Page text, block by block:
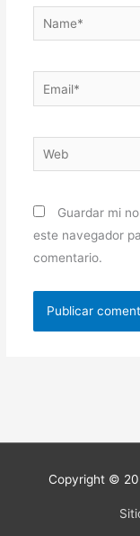
Name*
Email*
Web
Guardar mi
este navegador
comentario.
Copyright ©